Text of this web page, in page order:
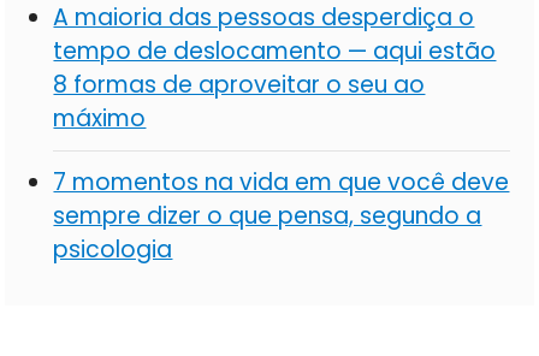
A maioria das pessoas desperdiça o
tempo de deslocamento — aqui estão
8 formas de aproveitar o seu ao
máximo
7 momentos na vida em que você deve
sempre dizer o que pensa, segundo a
psicologia